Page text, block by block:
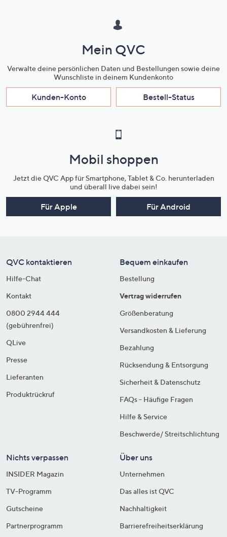
Mein QVC
Verwalte deine persönlichen Daten und Bestellungen sowie deine
Wunschliste in deinem Kundenkonto
Kunden-Konto Bestell-Status
Mobil shoppen
Jetzt die QVC App für Smartphone, Tablet & Co. herunterladen
und überall live dabei sein!
Für Apple Für Android
QVC kontaktieren
Hilfe-Chat
Kontakt
0800 2944 444
(gebührenfrei)
QLive
Presse
Lieferanten
Produktrückruf
Bequem einkaufen
Bestellung
Vertrag widerrufen
Größenberatung
Versandkosten & Lieferung
Bezahlung
Rücksendung & Entsorgung
Sicherheit & Datenschutz
FAQs - Häufige Fragen
Hilfe & Service
Beschwerde/ Streitschlichtung
Nichts verpassen
INSIDER Magazin
TV-Programm
Gutscheine
Partnerprogramm
Über uns
Unternehmen
Das alles ist QVC
Nachhaltigkeit
Barrierefreiheitserklärung